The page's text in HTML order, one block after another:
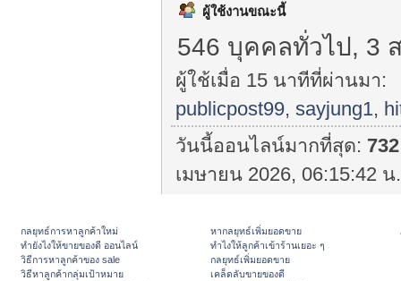
ผู้ใช้งานขณะนี้
546 บุคคลทั่วไป, 3
ผู้ใช้เมื่อ 15 นาทีที่ผ่านมา:
publicpost99,sayjung1,
วันนี้ออนไลน์มากที่สุด: 732
เมษายน 2026, 06:15:42 น
กลยุทธ์การหาลูกค้าใหม่
ทํายังไงให้ขายของดี ออนไลน์
วิธีการหาลูกค้าของ sale
วิธีหาลูกค้ากลุ่มเป้าหมาย
หากลยุทธ์เพิ่มยอดขาย
ทําไงให้ลูกค้าเข้าร้านเยอะ ๆ
กลยุทธ์เพิ่มยอดขาย
เคล็ดลับขายของดี